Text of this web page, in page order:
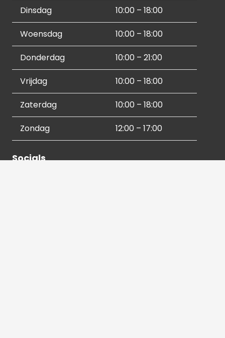
Dinsdag 10:00 – 18:00
Woensdag 10:00 – 18:00
Donderdag 10:00 – 21:00
Vrijdag 10:00 – 18:00
Zaterdag 10:00 – 18:00
Zondag 12:00 – 17:00
Socials